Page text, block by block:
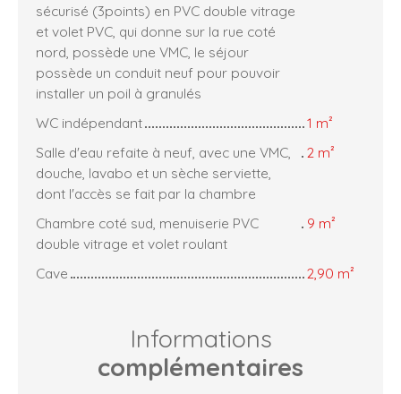
sécurisé (3points) en PVC double vitrage
et volet PVC, qui donne sur la rue coté
nord, possède une VMC, le séjour
possède un conduit neuf pour pouvoir
installer un poil à granulés
WC indépendant
1 m²
Salle d'eau refaite à neuf, avec une VMC,
douche, lavabo et un sèche serviette,
dont l'accès se fait par la chambre
2 m²
Chambre coté sud, menuiserie PVC
double vitrage et volet roulant
9 m²
Cave 2,90 m²
Informations
complémentaires